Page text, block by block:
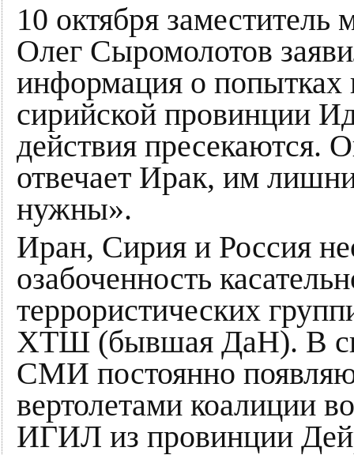
10 октября
Олег Сыромолотов
информация о попытках
сирийской провинции
действия пресекаются.
отвечает Ирак, им
нужны».
Иран, Сирия и Россия
озабоченность
террористических
ХТШ (бывшая ДаН). В
СМИ постоянно
вертолетами коалиции
ИГИЛ из провинции